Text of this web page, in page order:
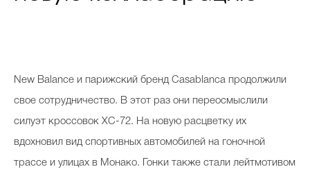
New Balance и парижский бренд Casablanca продолжили
свое сотрудничество. В этот раз они переосмыслили
силуэт кроссовок XC-72. На новую расцветку их
вдохновил вид спортивных автомобилей на гоночной
трассе и улицах в Монако. Гонки также стали лейтмотивом